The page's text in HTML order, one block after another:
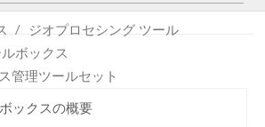
ン
スジオプロセシング ツール
ボックス
管理ツールセット
ックスの概要